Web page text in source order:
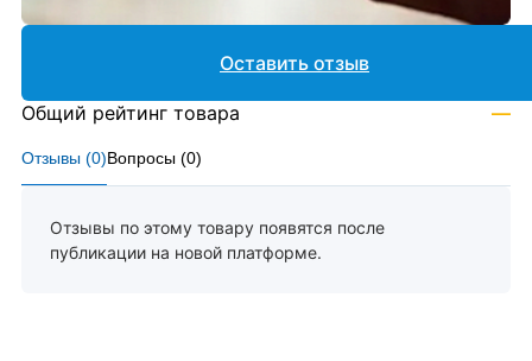
Отзывы (0)Вопросы (0)
Отзывы по этому товару появятся после
публикации на новой платформе.
Оставить отзыв
Общий рейтинг товара —